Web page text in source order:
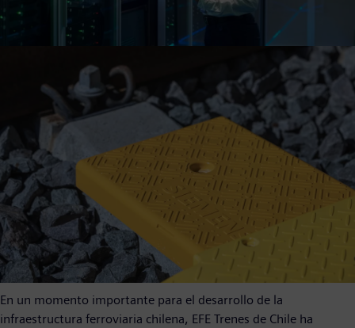
En un momento importante para el desarrollo de la
infraestructura ferroviaria chilena, EFE Trenes de Chile ha